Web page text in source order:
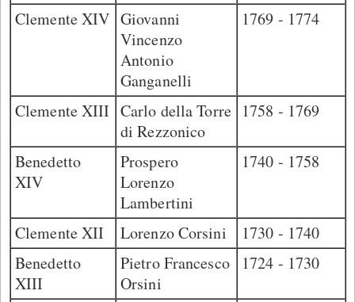
Clemente XIV Giovanni
Vincenzo
Antonio
Ganganelli
1769 - 1774
Clemente XIII Carlo della Torre
di Rezzonico
1758 - 1769
Benedetto
XIV
Prospero
Lorenzo
Lambertini
1740 - 1758
Clemente XII Lorenzo Corsini
1730 - 1740
Benedetto
XIII
Pietro Francesco
Orsini
1724 - 1730